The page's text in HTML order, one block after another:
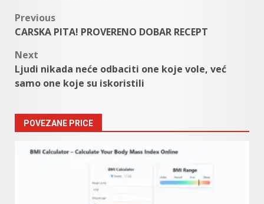
Post
Previous
CARSKA PITA! PROVERENO DOBAR RECEPT
Next
Ljudi nikada neće odbaciti one koje vole, već
samo one koje su iskoristili
POVEZANE PRICE